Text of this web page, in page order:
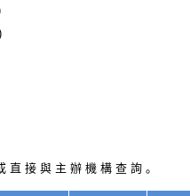
接 與 主 辦 機 構 查 詢 。